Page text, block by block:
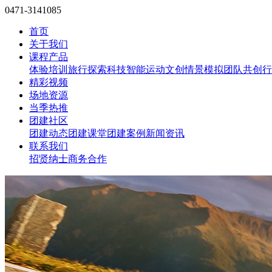
0471-3141085
首页
关于我们
课程产品
体验培训 旅行探索科技智能运动文创情景模拟团队共创
精彩视频
场地资源
当季热推
团建社区
团建动态团建课堂团建案例 新闻资讯
联系我们
招贤纳士商务合作